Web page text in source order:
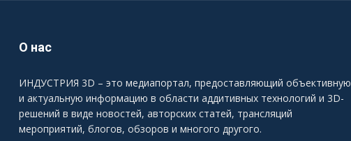
О нас
ИНДУСТРИЯ 3D – это медиапортал, предоставляющий объективную
и актуальную информацию в области аддитивных технологий и 3D-
решений в виде новостей, авторских статей, трансляций
мероприятий, блогов, обзоров и многого другого.